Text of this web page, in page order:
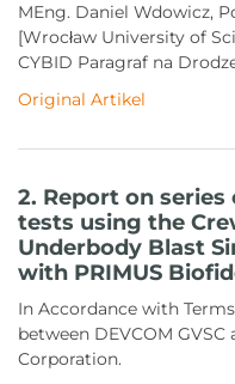
MEng. Daniel Wdowicz,
[Wrocław University of
CYBID Paragraf na
Original Artikel
2. Report on
tests using the
Underbody Blast
with PRIMUS
In Accordance with Terms
between DEVCOM
Corporation.